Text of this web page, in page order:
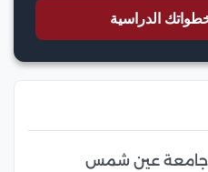
الدراسية
جامعة عين شمس